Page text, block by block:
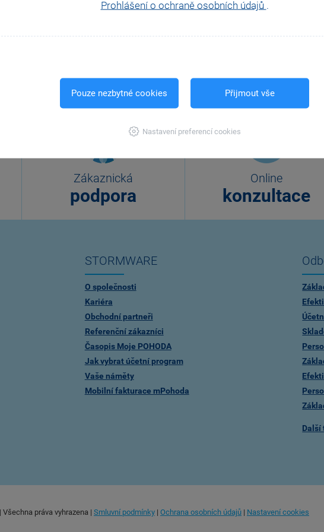
Prohlášení o ochraně osobních údajů .
Pouze nezbytné cookies Přijmout vše
Nastavení preferencí cookies
Microsoft Teams (aplikaci není potřeba do počítače instalovat, stačí kliknout na
před zahájením školení kvalitu svého internetového připojení a funkčnost
Případné nedostatky na straně Objednatele nejsou důvodem k reklamaci školení.
či předávat dalším osobám.
Zákaznická
podpora
Online
konzultace
STORMWARE
O společnosti
Kariéra
Obchodní partneři
Referenční zákazníci
Časopis Moje POHODA
Jak vybrat účetní program
Vaše náměty
Mobilní fakturace mPohoda
Další
Všechna práva vyhrazena | Smluvní podmínky | Ochrana osobních údajů | Nastavení cookies